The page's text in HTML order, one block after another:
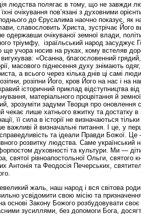
людства полягає в тому, що не завжди
очікування пов’язані з духовними
до Єрусалима наочно показує, як
славословить Христа, зустрічає Його
одержавши очікуваної земної влади,
тріумфу, ізраїльський народ засуджує
ще учора носив на руках, кому встеляв
«Осанна, благословенний
масового піднесення духу знімають
а всього через кілька днів ці самі
розіпни Його, кров Його на нас і на
історичний приклад відступництва
матеріального процвітання й
зрозуміти задуми Творця про оновлення
чекає лише хатнього вжитку та достатку
її сила в історії не визначаються
важливі й визначальні питання. І це, у
та ідеали Правди Божої.
розвитку людства. Саме український
духовності та культури. Ми — діти
святої рівноапостольної Ольги, святого
Антонія та Феодосія Печерських,
жаль, наш народ і вся світова
усвідомити свою місію та
основі Закону Божого розбудовувати
зусиллями, без допомоги Бога,